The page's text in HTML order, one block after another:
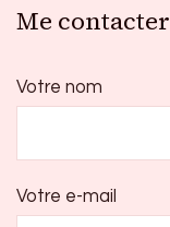
Me contacter
Votre nom
Votre e-mail